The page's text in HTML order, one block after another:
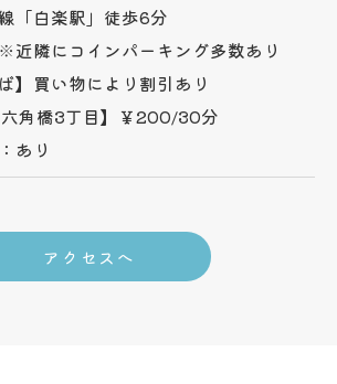
「白楽駅」徒歩6分
隣にコインパーキング多数あり
】買い物により割引あり
角橋3丁目】￥200/30分
あり
アクセスへ